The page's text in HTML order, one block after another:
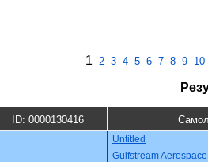
1 2 3 4 5 6 7 8 9 10
ID: 0000130416
Untitled
Gulfstream